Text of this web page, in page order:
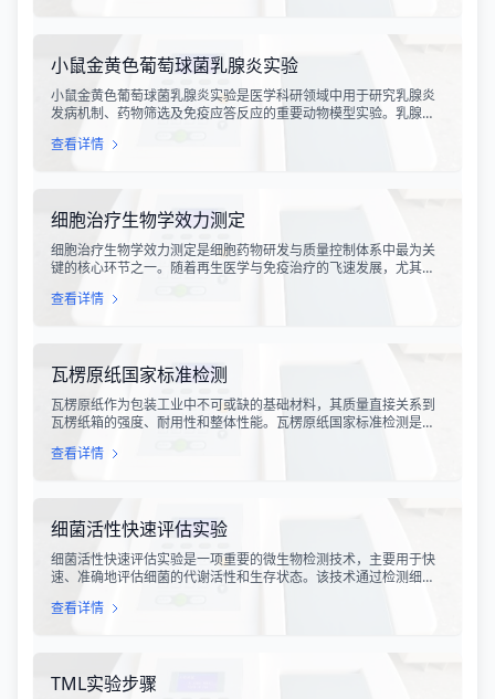
小鼠金黄色葡萄球菌乳腺炎实验
小鼠金黄色葡萄球菌乳腺炎实验是医学科研领域中用于研究乳腺炎
发病机制、药物筛选及免疫应答反应的重要动物模型实验。乳腺炎
和畜牧业经济均构成显著影响。金黄色葡萄球菌作为引发乳腺炎的
查看详情
细胞治疗生物学效力测定
细胞治疗生物学效力测定是细胞药物研发与质量控制体系中最为关
键的核心环节之一。随着再生医学与免疫治疗的飞速发展，尤其是
确地评估这些“活细胞药物”的临床治疗潜力，成为了监管部门与制药
查看详情
瓦楞原纸国家标准检测
瓦楞原纸作为包装工业中不可或缺的基础材料，其质量直接关系到
瓦楞纸箱的强度、耐用性和整体性能。瓦楞原纸国家标准检测是依
对瓦楞原纸的各项物理性能指标进行系统化测试和评价的过程。该
查看详情
细菌活性快速评估实验
细菌活性快速评估实验是一项重要的微生物检测技术，主要用于快
速、准确地评估细菌的代谢活性和生存状态。该技术通过检测细菌
细菌活性的定量数据，为环境监测、食品安全、医药研发和工业生
查看详情
TML实验步骤